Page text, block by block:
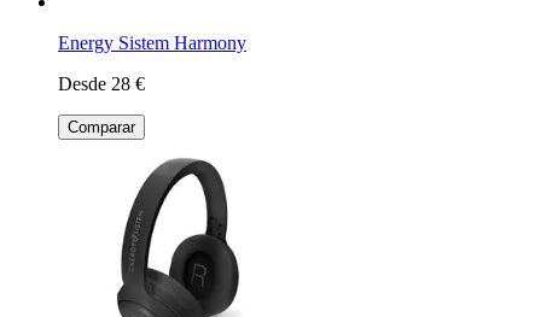
Energy Sistem Harmony
Desde 28 €
Comparar